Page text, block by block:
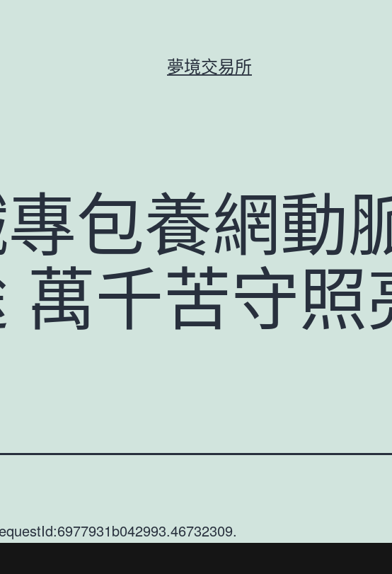
夢境交易所
包養網動
萬千苦守照